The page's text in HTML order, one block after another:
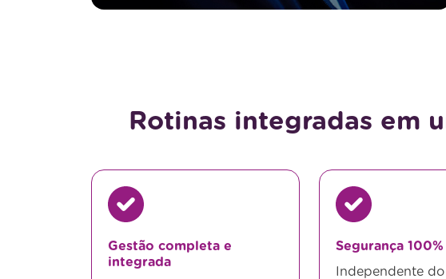
Rotinas integradas em
Gestão completa e
integrada
Segurança
Independente